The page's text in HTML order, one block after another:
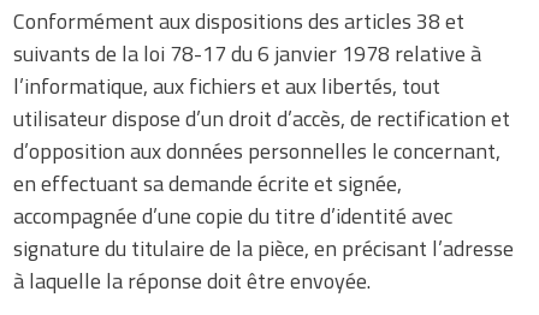
Conformément aux dispositions des articles 38 et
suivants de la loi 78-17 du 6 janvier 1978 relative à
l’informatique, aux fichiers et aux libertés, tout
utilisateur dispose d’un droit d’accès, de rectification et
d’opposition aux données personnelles le concernant,
en effectuant sa demande écrite et signée,
accompagnée d’une copie du titre d’identité avec
signature du titulaire de la pièce, en précisant l’adresse
à laquelle la réponse doit être envoyée.